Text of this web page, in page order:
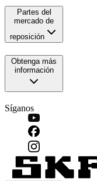
Partes del
mercado de
reposición
Obtenga más
información
Síganos